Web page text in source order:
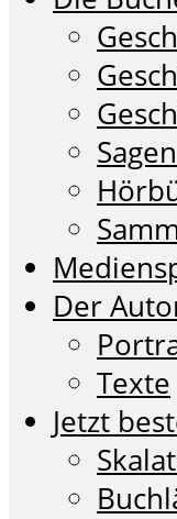
Der
Texte
Jetzt